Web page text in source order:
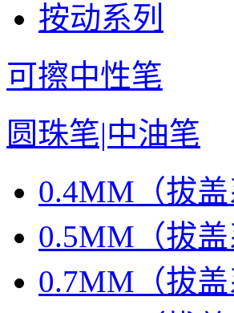
按动系列
可擦中性笔
圆珠笔|中油笔
0.4MM（拔盖
0.5MM（拔盖
0.7MM（拔盖